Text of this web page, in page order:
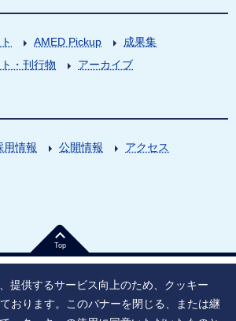
AMED Pickup
成果集
・刊行物
アーカイブ
用情報 公開情報
アクセス
Top
提供するサービス向上のため、クッキー
おります。このバナーを閉じる、または継